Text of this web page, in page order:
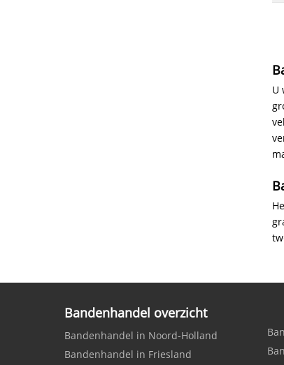
U
Bandenhandel overzicht
Bandenhandel in Noord-Holland
Bandenhandel in Friesland